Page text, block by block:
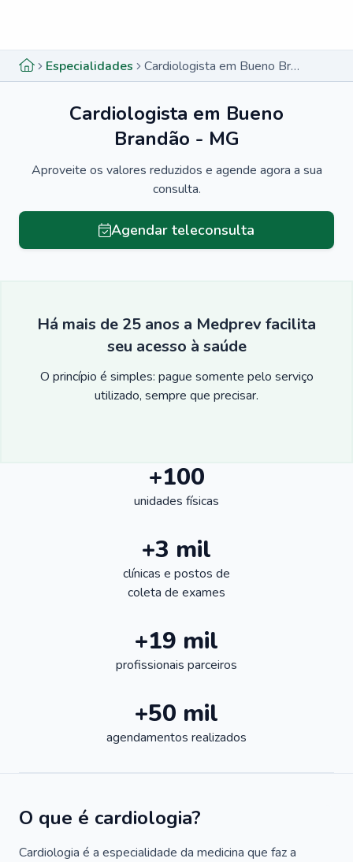
Especialidades Cardiologista em Bueno Brandão - MG
Cardiologista em Bueno
Brandão - MG
Aproveite os valores reduzidos e agende agora a sua
consulta.
Agendar teleconsulta
Há mais de 25 anos a Medprev facilita
seu acesso à saúde
O princípio é simples: pague somente pelo serviço
utilizado, sempre que precisar.
+100
unidades físicas
+3 mil
clínicas e postos de
coleta de exames
+19 mil
profissionais parceiros
+50 mil
agendamentos realizados
O que é cardiologia?
Cardiologia é a especialidade da medicina que faz a